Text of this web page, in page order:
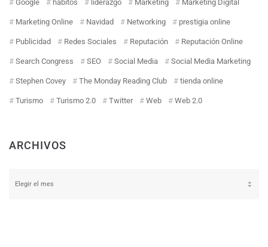
Google hábitos liderazgo Marketing Marketing Digital
Marketing Online Navidad Networking prestigia online
Publicidad Redes Sociales Reputación Reputación Online
Search Congress SEO Social Media Social Media Marketing
Stephen Covey The Monday Reading Club tienda online
Turismo Turismo 2.0 Twitter Web Web 2.0
ARCHIVOS